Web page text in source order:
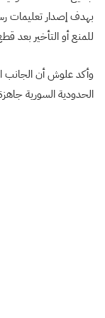
بهدف إصدار تعليمات
للمنع أو التأخير بعد
وأكد علوش أن الجانب
الحدودية السورية